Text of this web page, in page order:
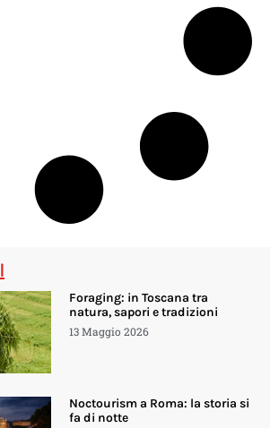
Foraging: in Toscana tra
natura, sapori e tradizioni
13 Maggio 2026
Noctourism a Roma: la storia si
fa di notte